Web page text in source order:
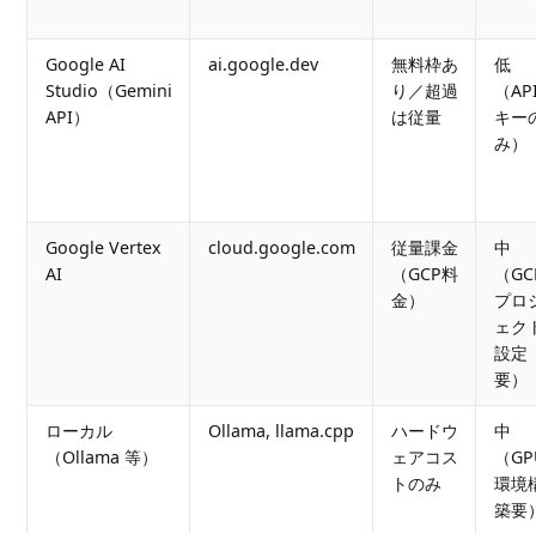
Google AI
Studio（Gemini
API）
ai.google.dev
無料枠あ
り／超過
は従量
低
（
キー
み）
Google Vertex
AI
cloud.google.com
従量課金
（GCP料
金）
中
（
プロ
ェク
設定
要）
ローカル
（Ollama 等）
Ollama, llama.cpp
ハードウ
ェアコス
トのみ
中
（
環境
築要